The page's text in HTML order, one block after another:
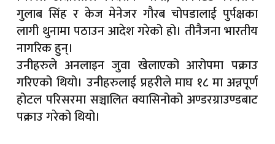
गुलाब सिंह र केज मेनेजर गौरब चोपडालाई पुर्पक्षका
लागी थुनामा पठाउन आदेश गरेको हो। तीनैजना भारतीय
नागरिक हुन्।
उनीहरुले अनलाइन जुवा खेलाएको आरोपमा पक्राउ
गरिएको थियो। उनीहरुलाई प्रहरीले माघ १८ मा अन्नपूर्ण
होटल परिसरमा सञ्चालित क्यासिनोको अण्डरग्राउण्डबाट
पक्राउ गरेको थियो।